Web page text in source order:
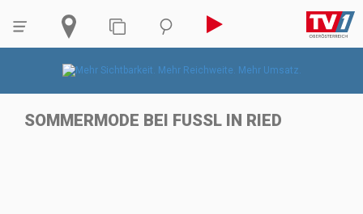
SOMMERMODE BEI FUSSL IN RIED